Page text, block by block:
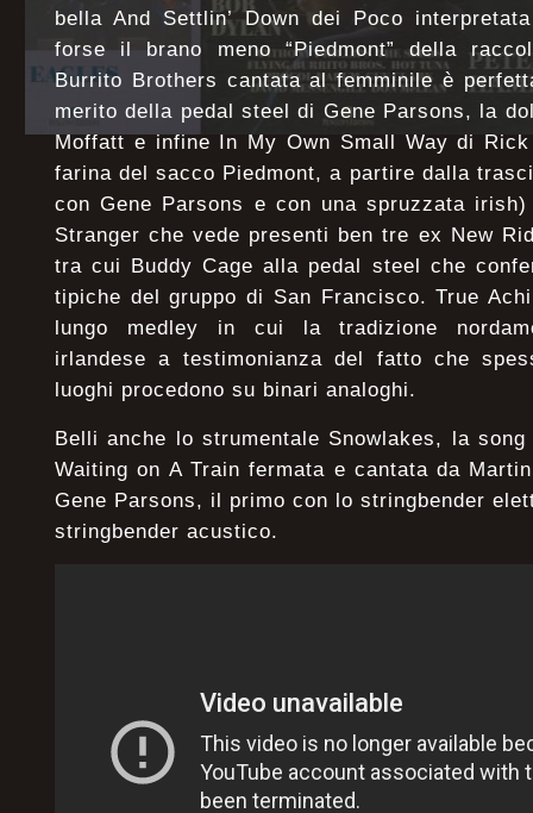
bella And Settlin’ Down dei Poco
forse il brano meno “Piedmont” della
Burrito Brothers cantata al femminile è
merito della pedal steel di Gene Parsons, la
Moffatt e infine In My Own Small Way di
farina del sacco Piedmont, a partire dalla
con Gene Parsons e con una spruzzata
Stranger che vede presenti ben tre ex New
tra cui Buddy Cage alla pedal steel che
tipiche del gruppo di San Francisco. True
lungo medley in cui la tradizione
irlandese a testimonianza del fatto che
luoghi procedono su binari analoghi.
Belli anche lo strumentale Snowlakes, la
Waiting on A Train fermata e cantata da
Gene Parsons, il primo con lo stringbender
stringbender acustico.